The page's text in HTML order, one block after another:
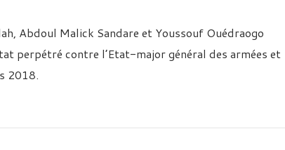
Abdoul Malick Sandare et Youssouf Ouédraogo
perpétré contre l’Etat-major général des armées et
2018.